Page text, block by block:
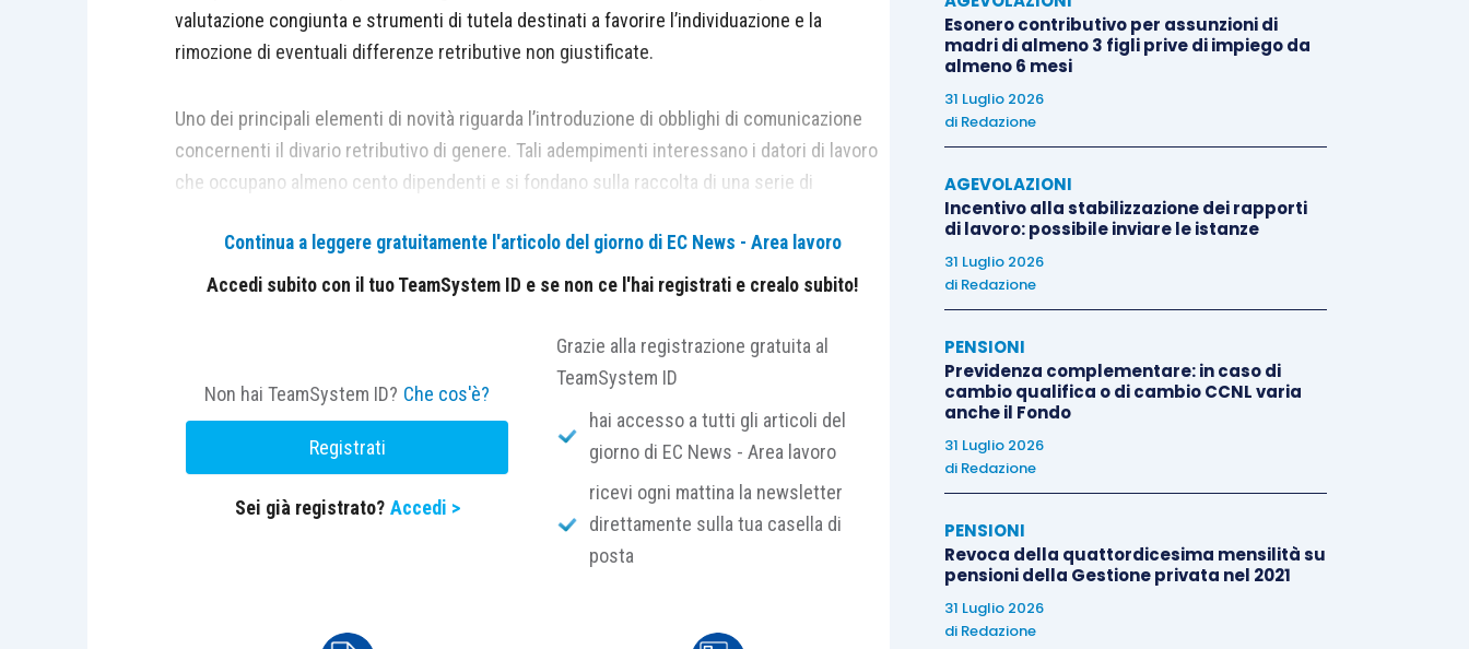
valutazione congiunta e strumenti di tutela destinati a favorire l’individuazione e la
rimozione di eventuali differenze retributive non giustificate.
Uno dei principali elementi di novità riguarda l’introduzione di obblighi di comunicazione
concernenti il divario retributivo di genere. Tali adempimenti interessano i datori di lavoro
che occupano almeno cento dipendenti e si fondano sulla raccolta di una serie di
all’interno dell’organizzazione aziendale.
relativo alle componenti variabili della retribuzione, il divario retributivo mediano, la
distribuzione dei lavoratori nei diversi quartili retributivi e le differenze retributive rilevate
all’interno delle categorie di lavoratori che svolgono lo stesso lavoro o un lavoro di pari
valore. La correttezza delle informazioni deve essere confermata dal datore di lavoro
previa consultazione delle rappresentanze dei lavoratori.
Il legislatore ha previsto scadenze differenziate in funzione della dimensione aziendale.
Per i datori di lavoro che occupano almeno 250 dipendenti la prima raccolta dei dati dovrà
imprese che occupano da 150 a 249 dipendenti l’adempimento decorrerà dalla medesima
Continua a leggere gratuitamente l'articolo del giorno di EC News - Area lavoro
Accedi subito con il tuo TeamSystem ID e se non ce l'hai registrati e crealo subito!
Non hai TeamSystem ID? Che cos'è?
Registrati
Sei già registrato? Accedi >
Grazie alla registrazione gratuita al
TeamSystem ID
hai accesso a tutti gli articoli del
giorno di EC News - Area lavoro
ricevi ogni mattina la newsletter
direttamente sulla tua casella di
posta
Esonero contributivo per assunzioni di
madri di almeno 3 figli prive di impiego da
almeno 6 mesi
31 Luglio 2026
di Redazione
AGEVOLAZIONI
Incentivo alla stabilizzazione dei rapporti
di lavoro: possibile inviare le istanze
31 Luglio 2026
di Redazione
PENSIONI
Previdenza complementare: in caso di
cambio qualifica o di cambio CCNL varia
anche il Fondo
31 Luglio 2026
di Redazione
PENSIONI
Revoca della quattordicesima mensilità su
pensioni della Gestione privata nel 2021
31 Luglio 2026
di Redazione